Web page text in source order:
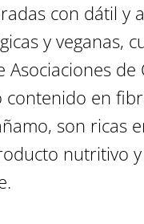
con dátil y
y veganas,
Asociaciones
en
son ricas
nutritivo